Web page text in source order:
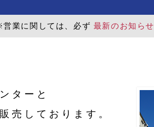
業に関しては、必ず 最新のお知らせ
ターと
売しております。